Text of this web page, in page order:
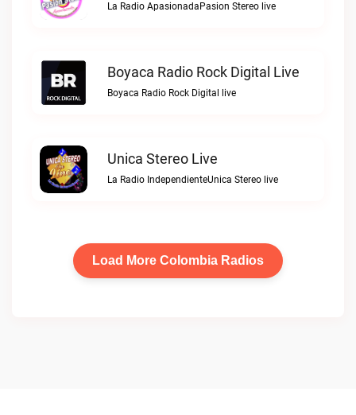
La Radio ApasionadaPasion Stereo live
Boyaca Radio Rock Digital Live
Boyaca Radio Rock Digital live
Unica Stereo Live
La Radio IndependienteUnica Stereo live
Load More Colombia Radios